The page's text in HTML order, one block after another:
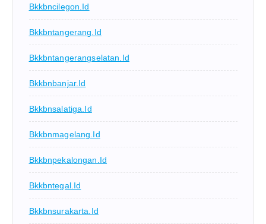
Bkkbncilegon.id
Bkkbntangerang.id
Bkkbntangerangselatan.id
Bkkbnbanjar.id
Bkkbnsalatiga.id
Bkkbnmagelang.id
Bkkbnpekalongan.id
Bkkbntegal.id
Bkkbnsurakarta.id